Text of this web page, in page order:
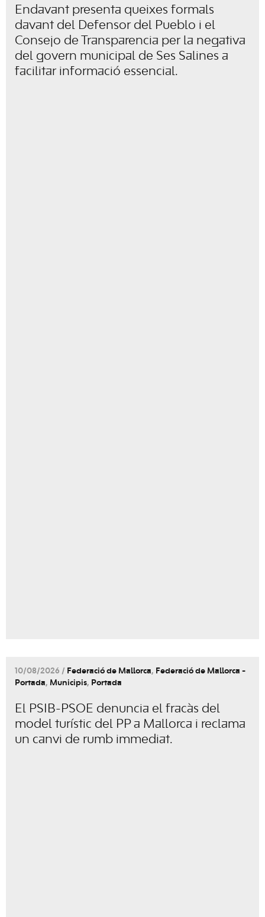
Endavant presenta queixes formals
davant del Defensor del Pueblo i el
Consejo de Transparencia per la negativa
del govern municipal de Ses Salines a
facilitar informació essencial.
10/08/2026 / Federació de Mallorca, Federació de Mallorca -
Portada, Municipis, Portada
El PSIB-PSOE denuncia el fracàs del
model turístic del PP a Mallorca i reclama
un canvi de rumb immediat.